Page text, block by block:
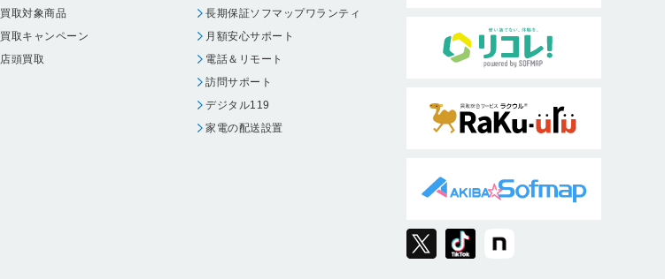
買取対象商品
買取キャンペーン
店頭買取
長期保証ソフマップワランティ
月額安心サポート
電話＆リモート
訪問サポート
デジタル119
家電の配送設置